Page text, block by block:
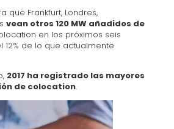
que Frankfurt, Londres,
vean otros 120 MW añadidos de
en los próximos seis
12% de lo que actualmente
2017 ha registrado las mayores
de colocation.